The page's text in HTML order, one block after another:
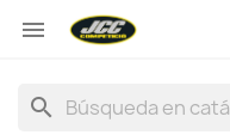

search